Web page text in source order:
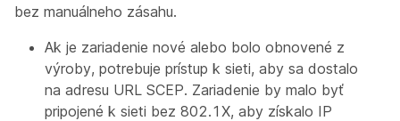
bez manuálneho zásahu.
Ak je zariadenie nové alebo bolo obnovené z
výroby, potrebuje prístup k sieti, aby sa dostalo
na adresu URL SCEP. Zariadenie by malo byť
pripojené k sieti bez 802.1X, aby získalo IP